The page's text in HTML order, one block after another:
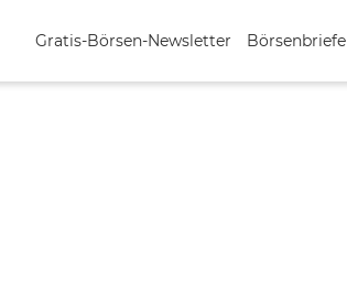
Gratis-Börsen-Newsletter Börsenbriefe